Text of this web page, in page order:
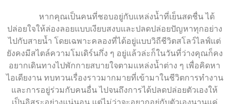
หากคุณเป็นคนที่ชอบอยู่กับแหล่งน้ำที่เย็นสดชื่น ได้
ปล่อยใจให้ล่องลอยแบบเงียบสงบและปลดปล่อยปัญหาทุกอย่าง
ไปกับสายน้ำ โดยเฉพาะคลองที่ได้อยู่แบบวิถีชีวิตสโลว์ไลฟ์แต่
ยังคงมีสไตล์ความโมเดิร์นกึ่ง ๆ อยู่แล้วล่ะก็ในวันที่ว่างคุณก็คง
อยากเดินทางไปพักกายสบายใจตามแหล่งน้ำต่าง ๆ เพื่อคิดหา
ไอเดียงาน ทบทวนเรื่องราวมากมายที่เข้ามาในชีวิตการทำงาน
และการอยู่ร่วมกับคนอื่น ไปจนถึงการได้ปลดปล่อยตัวเองให้